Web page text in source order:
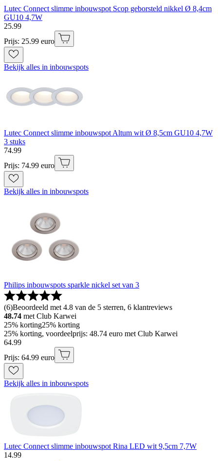
Lutec Connect slimme inbouwspot Scop geborsteld nikkel Ø 8,4cm
GU10 4,7W
25.99
Prijs: 25.99 euro
Bekijk alles in inbouwspots
Lutec Connect slimme inbouwspot Altum wit Ø 8,5cm GU10 4,7W
3 stuks
74.99
Prijs: 74.99 euro
Bekijk alles in inbouwspots
Philips inbouwspots sparkle nickel set van 3
(6)Beoordeeld met 4.8 van de 5 sterren, 6 klantreviews
48.74 met Club Karwei
25% korting25% korting
25% korting, voordeelprijs: 48.74 euro met Club Karwei
64.99
Prijs: 64.99 euro
Bekijk alles in inbouwspots
Lutec Connect slimme inbouwspot Rina LED wit 9,5cm 7,7W
14.99